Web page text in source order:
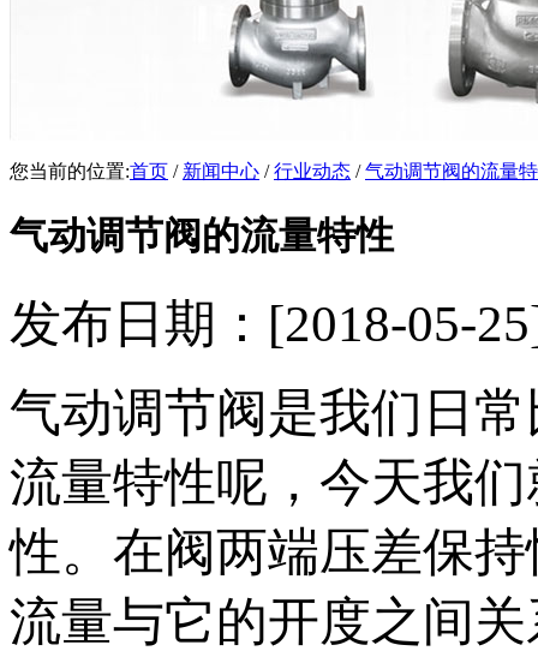
您当前的位置:首页 / 新闻中心 /行业动态 /气动调节阀的流量
气动调节阀的流量特性
发布日期：[2018-05-
气动调节阀是我们日
流量特性呢，今天我
性。在阀两端压差保
流量与它的开度之间